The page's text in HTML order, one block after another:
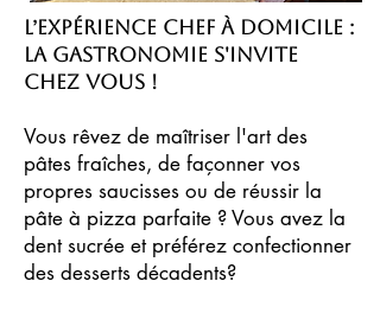
L’expérience chef à domicile :
la gastronomie s'invite
chez vous !
Vous rêvez de maîtriser l'art des
pâtes fraîches, de façonner vos
propres saucisses ou de réussir la
pâte à pizza parfaite ? Vous avez la
dent sucrée et préférez confectionner
des desserts décadents?